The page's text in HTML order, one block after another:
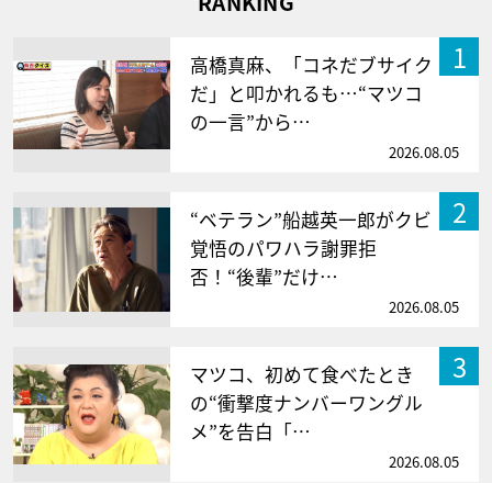
1
高橋真麻、「コネだブサイク
だ」と叩かれるも…“マツコ
の一言”から…
2026.08.05
2
“ベテラン”船越英一郎がクビ
覚悟のパワハラ謝罪拒
否！“後輩”だけ…
2026.08.05
3
マツコ、初めて食べたとき
の“衝撃度ナンバーワングル
メ”を告白「…
2026.08.05